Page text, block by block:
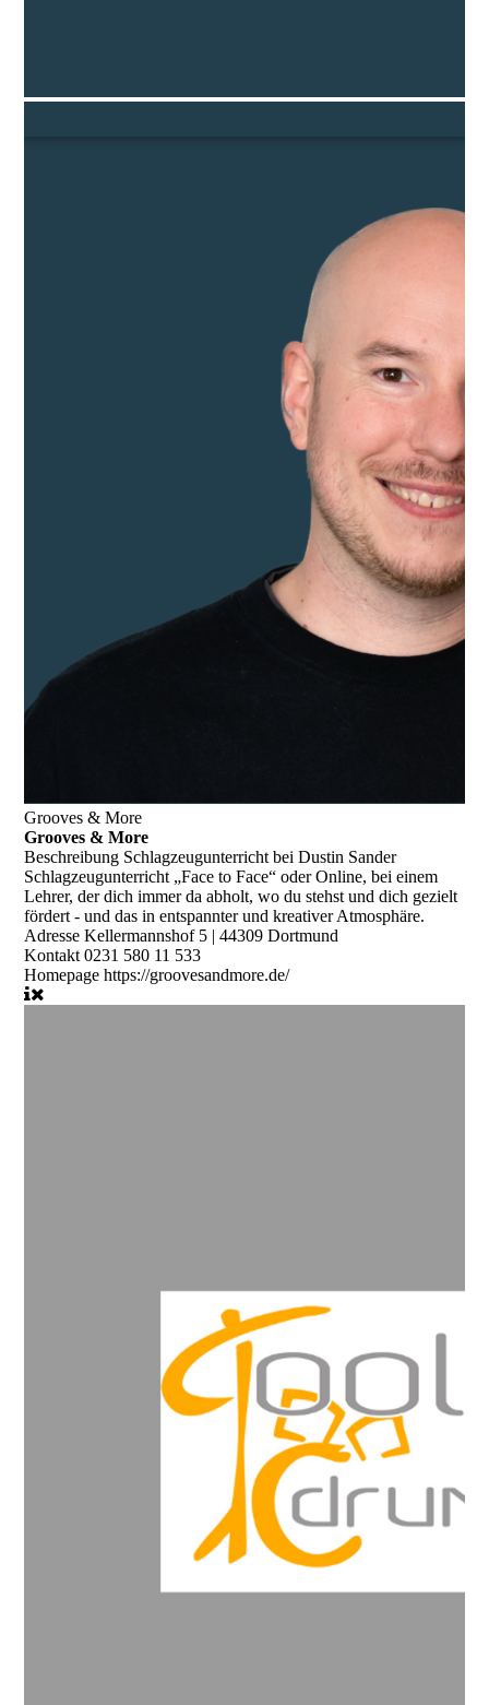
Grooves & More
Grooves & More
Beschreibung Schlagzeugunterricht bei Dustin Sander
Schlagzeugunterricht „Face to Face“ oder Online, bei einem
Lehrer, der dich immer da abholt, wo du stehst und dich gezielt
fördert - und das in entspannter und kreativer Atmosphäre.
AdresseKellermannshof 5 | 44309 Dortmund
Kontakt0231 580 11 533
Homepagehttps://groovesandmore.de/